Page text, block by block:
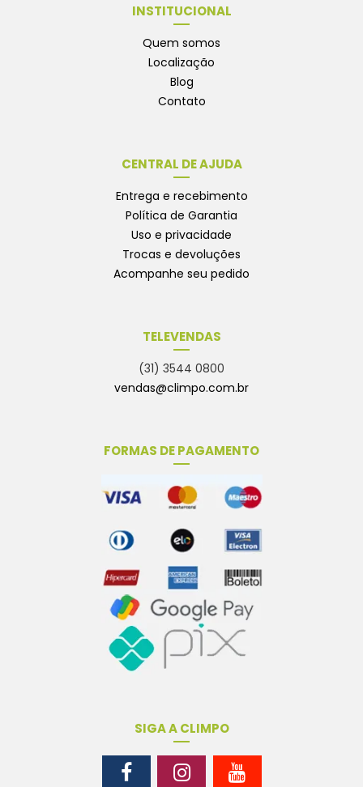
INSTITUCIONAL
Quem somos
Localização
Blog
Contato
CENTRAL DE AJUDA
Entrega e recebimento
Política de Garantia
Uso e privacidade
Trocas e devoluções
Acompanhe seu pedido
TELEVENDAS
(31) 3544 0800
vendas@climpo.com.br
FORMAS DE PAGAMENTO
SIGA A CLIMPO